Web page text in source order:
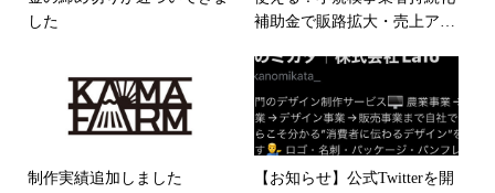
した
補助金で販路拡大・売上アッ
制作実績追加しました
【お知らせ】公式Twitterを開